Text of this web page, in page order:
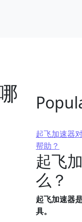
起飞加速器
帮助？
起飞
么？
起飞加速器
具。